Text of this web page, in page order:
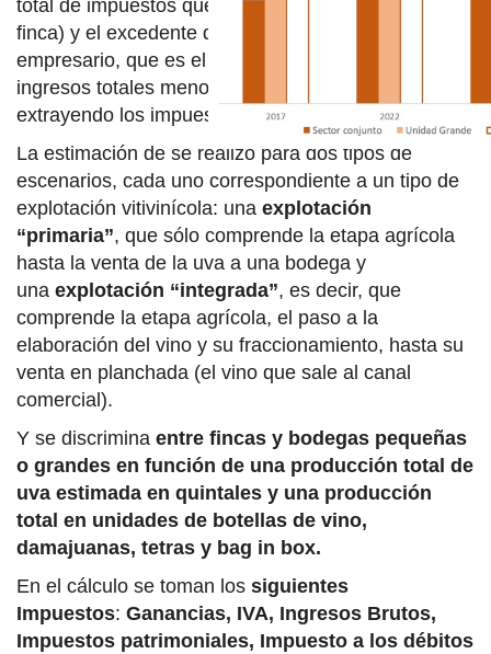
total de impuestos que tributa la empresa (bodega o
finca) y el excedente de explotación puro
empresario, que es el resultado (diferencia de los
ingresos totales menos los costos de producción,
extrayendo los impuestos).
La estimación de se realizó para dos tipos de
escenarios, cada uno correspondiente a un tipo de
explotación vitivinícola: una explotación
“primaria”, que sólo comprende la etapa agrícola
hasta la venta de la uva a una bodega y
una explotación “integrada”, es decir, que
comprende la etapa agrícola, el paso a la
elaboración del vino y su fraccionamiento, hasta su
venta en planchada (el vino que sale al canal
comercial).
Y se discrimina entre fincas y bodegas pequeñas
o grandes en función de una producción total de
uva estimada en quintales y una producción
total en unidades de botellas de vino,
damajuanas, tetras y bag in box.
En el cálculo se toman los siguientes
Impuestos: Ganancias, IVA, Ingresos Brutos,
Impuestos patrimoniales, Impuesto a los débitos